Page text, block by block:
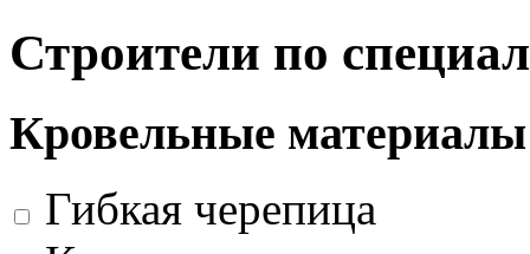
Строители по
Кровельные материалы
Гибкая черепица